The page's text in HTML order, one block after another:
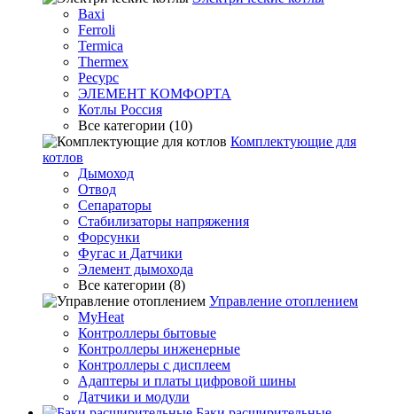
Baxi
Ferroli
Termica
Thermex
Ресурс
ЭЛЕМЕНТ КОМФОРТА
Котлы Россия
Все категории (10)
Комплектующие для
котлов
Дымоход
Отвод
Сепараторы
Стабилизаторы напряжения
Форсунки
Фугас и Датчики
Элемент дымохода
Все категории (8)
Управление отоплением
MyHeat
Контроллеры бытовые
Контроллеры инженерные
Контроллеры с дисплеем
Адаптеры и платы цифровой шины
Датчики и модули